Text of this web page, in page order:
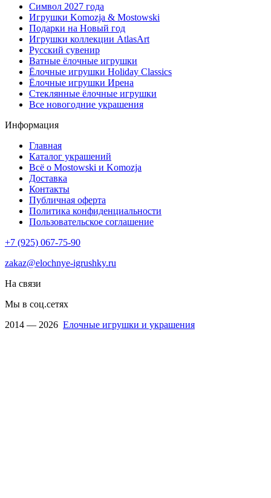
Символ 2027 года
Игрушки Komozja & Mostowski
Подарки на Новый год
Игрушки коллекции AtlasArt
Русский сувенир
Ватные ёлочные игрушки
Ёлочные игрушки Holiday Classics
Ëлочные игрушки Ирена
Стеклянные ёлочные игрушки
Все новогодние украшения
Информация
Главная
Каталог украшений
Всё о Mostowski и Komozja
Доставка
Контакты
Публичная оферта
Политика конфиденциальности
Пользовательское соглашение
+7 (925) 067-75-90
zakaz@elochnye-igrushky.ru
На связи
Мы в соц.сетях
2014 — 2026 Елочные игрушки и украшения